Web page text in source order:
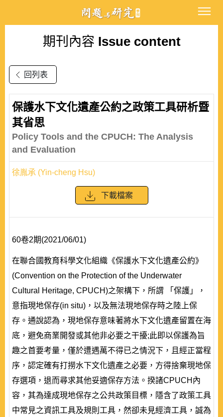
期刊內容 Issue content
回列表
保護水下文化遺產公約之政策工具研析暨
其省思
Policy Tools and the CPUCH: The Analysis
and Evaluation
徐胤承 (Yin-cheng Hsu)
下載檔案
60卷2期(2021/06/01)
在聯合國教育科學文化組織《保護水下文化遺產公約》
(Convention on the Protection of the Underwater
Cultural Heritage, CPUCH)之架構下，所謂 「保護」，
意指現地保存(in situ)，以及無法現地保存時之陸上保
存。通說認為，現地保存意味著將水下文化遺產留置在海
底，避免商業開發或其他非必要之干擾;此即以保護為旨
趣之首要考量，僅於遭遇萬不得已之情況下，且經正當程
序，認定確有打撈水下文化遺產之必要，方得捨棄現地保
存選項，退而尋求其他妥適保存方法。揆諸CPUCH內
容，其為達成現地保存之公共政策目標，隱含了政策工具
中常見之資訊工具及規則工具，然卻未見經濟工具，誠為